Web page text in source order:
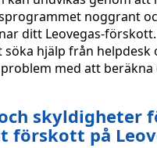
noggrant
ditt Leovegas-
hjälp från helpdesk
med att
skyldigheter
förskott på